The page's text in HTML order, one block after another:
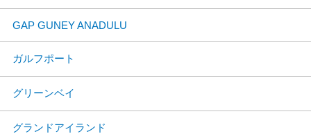
GAP GUNEY ANADULU
ガルフポート
グリーンベイ
グランドアイランド